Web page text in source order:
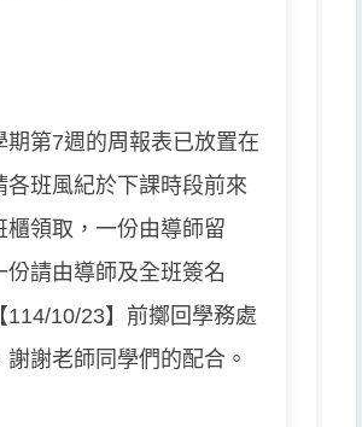
期第7週的周報表已放置在
各班風紀於下課時段前來
櫃領取，一份由導師留
份請由導師及全班簽名
114/10/23】前擲回學務處
謝謝老師同學們的配合。